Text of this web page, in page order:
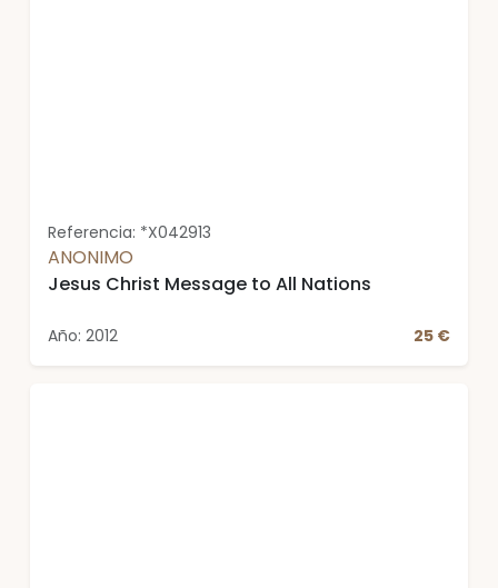
Referencia: *X042913
ANONIMO
Jesus Christ Message to All Nations
Año: 2012 25 €